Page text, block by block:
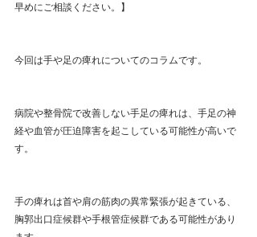
早めにご相談ください。】
今回は手や足の痺れについてのコラムです。
病院や整骨院で改善しない手足の痺れは、手足の神
経や血管が圧迫障害を起こしている可能性が高いで
す。
手の痺れは首や肩の筋肉の異常緊張が起きている、
胸郭出口症候群や手根管症候群である可能性があり